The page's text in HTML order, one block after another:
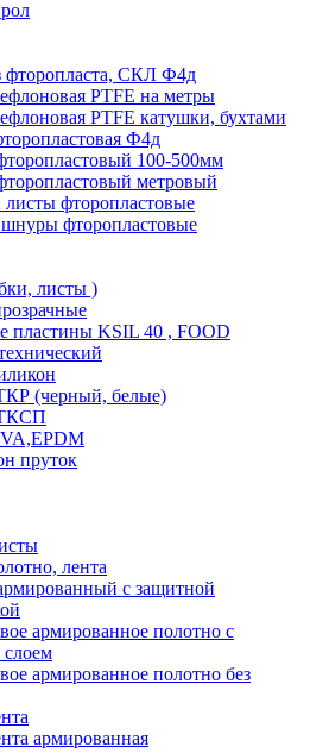
фторопласта, СКЛ Ф4д
PTFE на метры
PTFE катушки, бухтами
Ф4д
100-500мм
метровый
фторопластовые
фторопластовые
листы )
пластины KSIL 40 , FOOD
(черный, белые)
пруток
лента
с защитной
армированное полотно с
армированное полотно без
армированная